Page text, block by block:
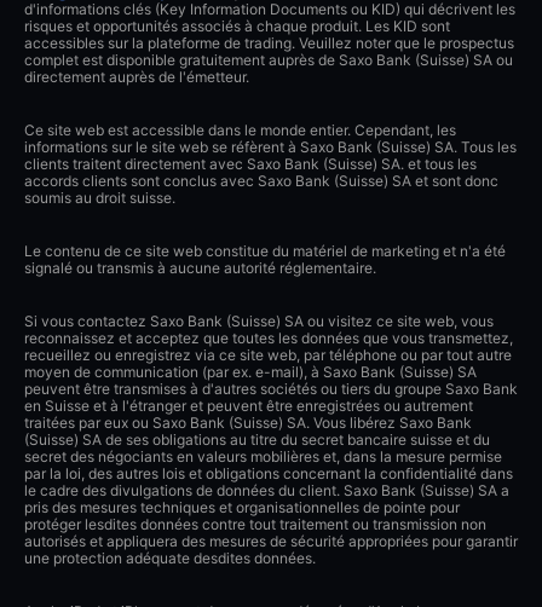
d'informations clés (Key Information Documents ou KID) qui décrivent les
risques et opportunités associés à chaque produit. Les KID sont
accessibles sur la plateforme de trading. Veuillez noter que le prospectus
complet est disponible gratuitement auprès de Saxo Bank (Suisse) SA ou
directement auprès de l'émetteur.
Ce site web est accessible dans le monde entier. Cependant, les
informations sur le site web se réfèrent à Saxo Bank (Suisse) SA. Tous les
clients traitent directement avec Saxo Bank (Suisse) SA. et tous les
accords clients sont conclus avec Saxo Bank (Suisse) SA et sont donc
soumis au droit suisse.
Le contenu de ce site web constitue du matériel de marketing et n'a été
signalé ou transmis à aucune autorité réglementaire.
Si vous contactez Saxo Bank (Suisse) SA ou visitez ce site web, vous
reconnaissez et acceptez que toutes les données que vous transmettez,
recueillez ou enregistrez via ce site web, par téléphone ou par tout autre
moyen de communication (par ex. e-mail), à Saxo Bank (Suisse) SA
peuvent être transmises à d'autres sociétés ou tiers du groupe Saxo Bank
en Suisse et à l'étranger et peuvent être enregistrées ou autrement
traitées par eux ou Saxo Bank (Suisse) SA. Vous libérez Saxo Bank
(Suisse) SA de ses obligations au titre du secret bancaire suisse et du
secret des négociants en valeurs mobilières et, dans la mesure permise
par la loi, des autres lois et obligations concernant la confidentialité dans
le cadre des divulgations de données du client. Saxo Bank (Suisse) SA a
pris des mesures techniques et organisationnelles de pointe pour
protéger lesdites données contre tout traitement ou transmission non
autorisés et appliquera des mesures de sécurité appropriées pour garantir
une protection adéquate desdites données.